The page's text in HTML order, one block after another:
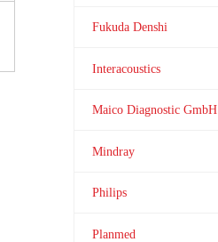
Fukuda Denshi
Interacoustics
Maico Diagnostic GmbH
Mindray
Philips
Planmed